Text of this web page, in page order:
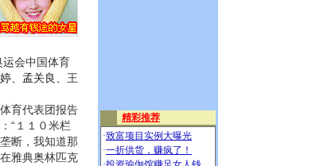
运会中国体育
孟关良
、王
育代表团报告
“１１０米栏
断，我知道那
雅典奥林匹克